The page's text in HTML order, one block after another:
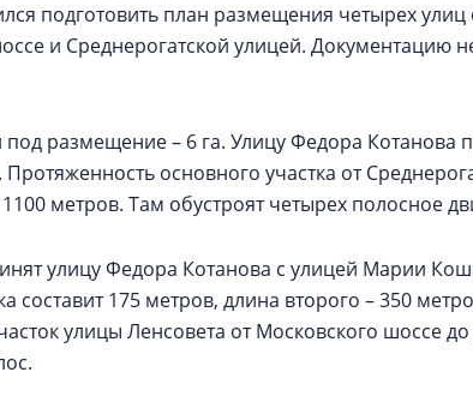
подготовить план размещения четырех
и Среднерогатской улицей. Документацию
размещение – 6 га. Улицу Федора Котанова
основного участка от
метров. Там обустроят четырех полосное
улицу Федора Котанова с улицей Марии
составит 175 метров, длина второго – 350
улицы Ленсовета от Московского шоссе